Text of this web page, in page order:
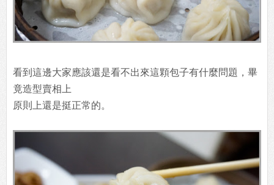
看到這邊大家應該還是看不出來這顆包子有什麼問題，畢
竟造型賣相上
原則上還是挺正常的。